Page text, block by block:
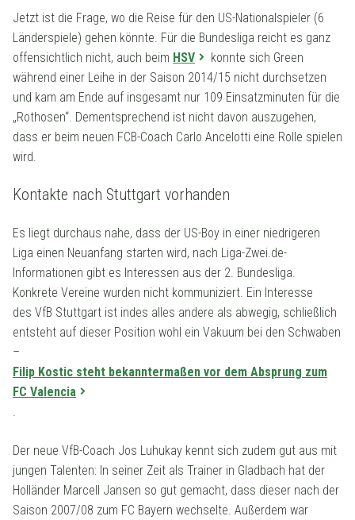
Jetzt ist die Frage, wo die Reise für den US-Nationalspieler (6
Länderspiele) gehen könnte. Für die Bundesliga reicht es ganz
offensichtlich nicht, auch beim HSV
konnte sich Green
während einer Leihe in der Saison 2014/15 nicht durchsetzen
und kam am Ende auf insgesamt nur 109 Einsatzminuten für die
„Rothosen“. Dementsprechend ist nicht davon auszugehen,
dass er beim neuen FCB-Coach Carlo Ancelotti eine Rolle spielen
wird.
Kontakte nach Stuttgart vorhanden
Es liegt durchaus nahe, dass der US-Boy in einer niedrigeren
Liga einen Neuanfang starten wird, nach Liga-Zwei.de-
Informationen gibt es Interessen aus der 2. Bundesliga.
Konkrete Vereine wurden nicht kommuniziert. Ein Interesse
des VfB Stuttgart ist indes alles andere als abwegig, schließlich
entsteht auf dieser Position wohl ein Vakuum bei den Schwaben
–
Filip Kostic steht bekanntermaßen vor dem Absprung zum
FC Valencia
.
Der neue VfB-Coach Jos Luhukay kennt sich zudem gut aus mit
jungen Talenten: In seiner Zeit als Trainer in Gladbach hat der
Holländer Marcell Jansen so gut gemacht, dass dieser nach der
Saison 2007/08 zum FC Bayern wechselte. Außerdem war